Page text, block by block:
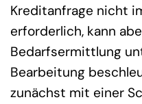
Kreditanfrage nicht
erforderlich, kann
Bedarfsermittlung
Bearbeitung
zunächst mit einer